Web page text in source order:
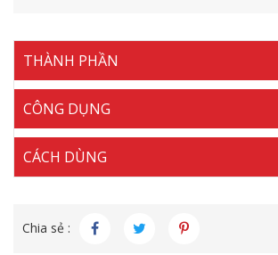
THÀNH PHẦN
CÔNG DỤNG
CÁCH DÙNG
Chia sẻ :